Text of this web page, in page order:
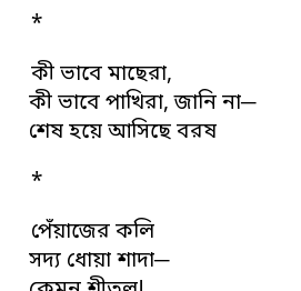
*
কী ভাবে মাছেরা,
কী ভাবে পাখিরা, জানি না─
শেষ হয়ে আসিছে বরষ
*
পেঁয়াজের কলি
সদ্য ধোয়া শাদা─